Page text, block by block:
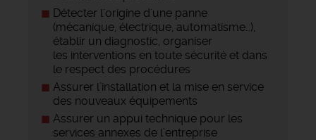
Détecter l'origine d'une panne
(mécanique, électrique, automatisme…),
établir un diagnostic, organiser
les interventions en toute sécurité et dans
le respect des procédures
Assurer l’installation et la mise en service
des nouveaux équipements
Assurer un appui technique pour les
services annexes de l’entreprise